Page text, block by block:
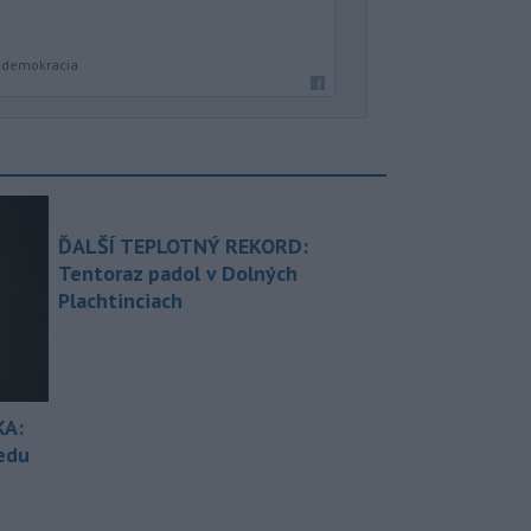
demokracia
ĎALŠÍ TEPLOTNÝ REKORD:
Tentoraz padol v Dolných
Plachtinciach